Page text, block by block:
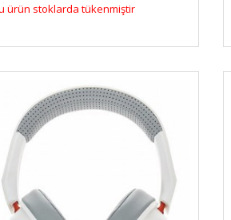
ürün stoklarda tükenmiştir